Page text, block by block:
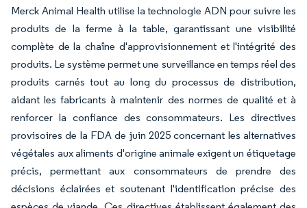
Merck Animal Health utilise la technologie ADN pour suivre les
produits de la ferme à la table, garantissant une visibilité
complète de la chaîne d'approvisionnement et l'intégrité des
produits. Le système permet une surveillance en temps réel des
produits carnés tout au long du processus de distribution,
aidant les fabricants à maintenir des normes de qualité et à
renforcer la confiance des consommateurs. Les directives
provisoires de la FDA de juin 2025 concernant les alternatives
végétales aux aliments d'origine animale exigent un étiquetage
précis, permettant aux consommateurs de prendre des
décisions éclairées et soutenant l'identification précise des